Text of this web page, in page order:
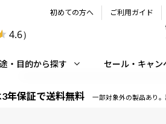
4.6）
初めての方へ ご利用ガイド
・目的から探す セール・キャン
年保証で送料無料 一部対象外の製品あり